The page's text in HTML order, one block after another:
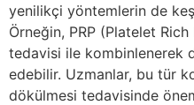
yenilikçi yöntemlerin de
Örneğin, PRP (Platelet
tedavisi ile kombinlenerek
edebilir. Uzmanlar, bu tür
dökülmesi tedavisinde